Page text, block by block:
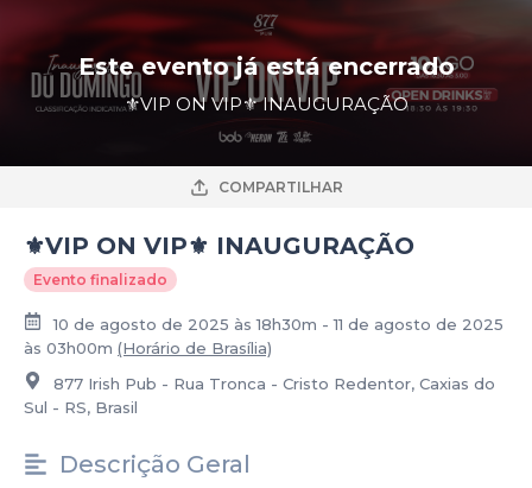
Este evento já está encerrado
⚜️VIP ON VIP⚜️ INAUGURAÇÃO
COMPARTILHAR
⚜️VIP ON VIP⚜️ INAUGURAÇÃO
Evento finalizado
10 de agosto de 2025 às 18h30m - 11 de agosto de 2025
às 03h00m (Horário de Brasília)
877 Irish Pub - Rua Tronca - Cristo Redentor, Caxias do
Sul - RS, Brasil
Descrição Geral